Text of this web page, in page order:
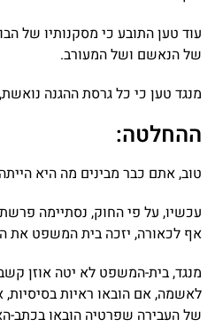
עוד טען התובע כי מסקנותיו של
של הנאשם ושל המעורב.
מנגד טען כי כל גרסת ההגנה
ההחלטה:
טוב, אתם כבר מבינים מה היא
עכשיו, על פי החוק, נסתיימה
אף לכאורה, יזכה בית המשפט את
מנגד, בית-המשפט לא יטה אוזן
לאשמה, אם הובאו ראיות בסיסיות,
של העבירה שפרטיה הובאו בכתב-